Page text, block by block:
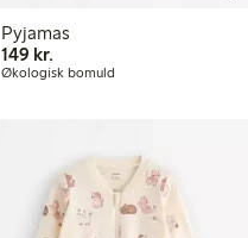
Pyjamas
149 kr.149,00 kr.
Økologisk bomuld